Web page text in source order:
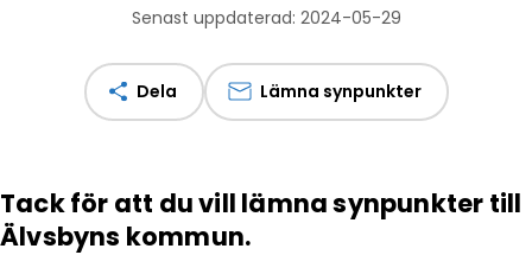
Senast uppdaterad: 2024-05-29
Dela Lämna synpunkter
Tack för att du vill lämna synpunkter till
Älvsbyns kommun.